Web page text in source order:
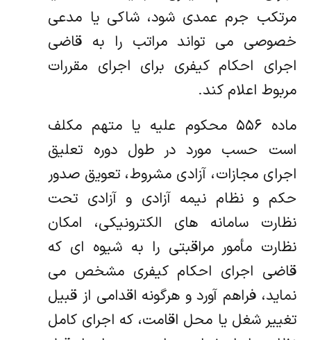
مرتکب جرم عمدی شود، شاکی یا مدعی
خصوصی می تواند مراتب را به قاضی
اجرای احکام کیفری برای اجرای مقررات
مربوط اعلام کند.
ماده ۵۵۶ محکوم‏ علیه یا متهم مکلف
است حسب مورد در طول دوره تعلیق
اجرای مجازات، آزادی مشروط، تعویق صدور
حکم و نظام نیمه آزادی و آزادی تحت
نظارت سامانه‏ های الکترونیکی، امکان
نظارت مأمور مراقبتی را به شیوه ای که
قاضی اجرای احکام کیفری مشخص می
نماید، فراهم آورد و هرگونه اقدامی از قبیل
تغییر شغل یا محل اقامت، که اجرای کامل